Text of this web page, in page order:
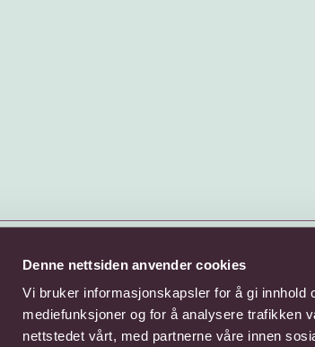
Denne nettsiden anvender cookies
Vi bruker informasjonskapsler for å gi innhold
mediefunksjoner og for å analysere trafikken
nettstedet vårt, med partnerne våre innen